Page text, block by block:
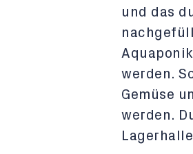
und das
werden.
Gemüse
werden.